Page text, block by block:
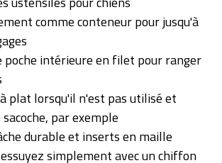
comme conteneur pour jusqu'à
poche intérieure en filet pour ranger
plat lorsqu'il n'est pas utilisé et
par exemple
durable et inserts en maille
simplement avec un chiffon